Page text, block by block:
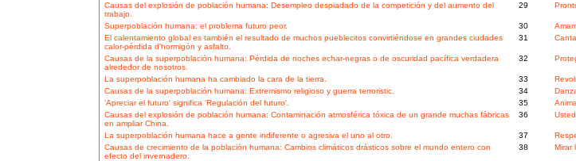
Causas del explosión de población humana: Desempleo despiadado de la competición y del aumento del
trabajo.
29
Superpoblación humana: el problema futuro peor. 30
El calentamiento global es también el resultado de muchos pueblecitos convirtiéndose en grandes ciudades
calor-pérdida d'hormigón y asfalto.
31
Causas de la superpoblación humana: Pérdida de noches echar-negras o de oscuridad pacífica verdadera
alrededor de nosotros.
32
La superpoblación humana ha cambiado la cara de la tierra. 33
Causas de la superpoblación humana: Extremismo religioso y guerra terroristic.
34
'Apreciar el futuro' significa 'Regulación del futuro'.
35
Causas del explosión de población humana: Contaminación atmosférica tóxica de un grande muchas fábricas
en ampliar China.
36
La superpoblación humana hace a gente indiferente o agresiva el uno al otro. 37
Causas de crecimiento de la población humana: Cambios climáticos drásticos sobre el mundo entero con
efecto del invernadero.
38 Mirar